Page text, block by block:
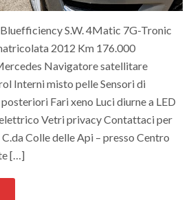
S.W. 4Matic 7G-Tronic
2012 Km 176.000
Navigatore satellitare
Interni misto pelle Sensori di
Fari xeno Luci diurne a LED
Vetri privacy Contattaci per
Colle delle Api – presso Centro
[…]